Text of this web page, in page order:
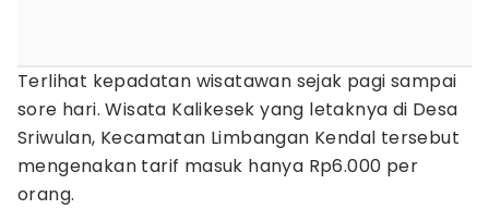
Terlihat kepadatan wisatawan sejak pagi sampai
sore hari. Wisata Kalikesek yang letaknya di Desa
Sriwulan, Kecamatan Limbangan Kendal tersebut
mengenakan tarif masuk hanya Rp6.000 per
orang.